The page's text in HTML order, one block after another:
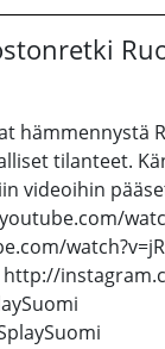
hämmennystä
tilanteet.
videoihin